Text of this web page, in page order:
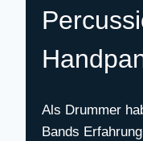
Als Drummer
Bands